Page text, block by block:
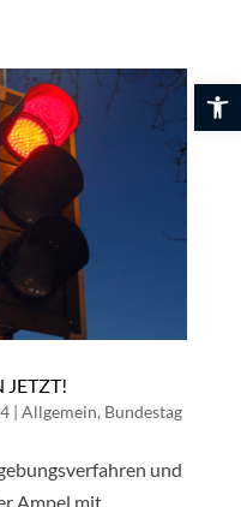
JETZT!
| Allgemein, Bundestag
und
Ampel mit